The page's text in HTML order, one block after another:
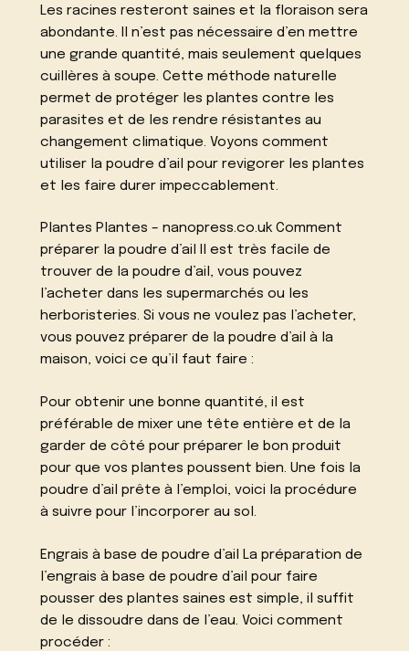
Les racines resteront saines et la floraison sera
abondante. Il n’est pas nécessaire d’en mettre
une grande quantité, mais seulement quelques
cuillères à soupe. Cette méthode naturelle
permet de protéger les plantes contre les
parasites et de les rendre résistantes au
changement climatique. Voyons comment
utiliser la poudre d’ail pour revigorer les plantes
et les faire durer impeccablement.
Plantes Plantes – nanopress.co.uk Comment
préparer la poudre d’ail Il est très facile de
trouver de la poudre d’ail, vous pouvez
l’acheter dans les supermarchés ou les
herboristeries. Si vous ne voulez pas l’acheter,
vous pouvez préparer de la poudre d’ail à la
maison, voici ce qu’il faut faire :
Pour obtenir une bonne quantité, il est
préférable de mixer une tête entière et de la
garder de côté pour préparer le bon produit
pour que vos plantes poussent bien. Une fois la
poudre d’ail prête à l’emploi, voici la procédure
à suivre pour l’incorporer au sol.
Engrais à base de poudre d’ail La préparation de
l’engrais à base de poudre d’ail pour faire
pousser des plantes saines est simple, il suffit
de le dissoudre dans de l’eau. Voici comment
procéder :